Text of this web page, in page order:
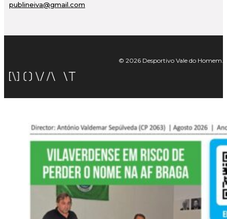
publineiva@gmail.com
© 2026 Desportivo Vale do Homem.